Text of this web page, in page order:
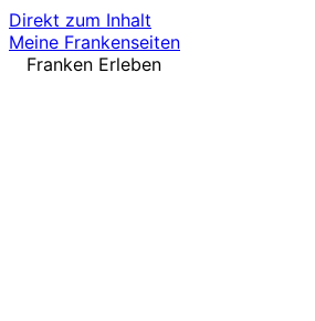
Direkt zum Inhalt
Meine Frankenseiten
Franken Erleben